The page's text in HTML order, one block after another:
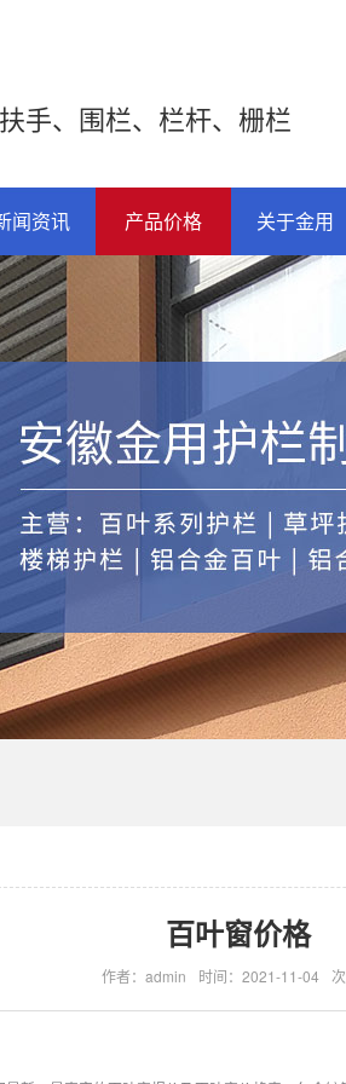
手、围栏、栏杆、栅栏
闻资讯 产品价格 关于金用
百叶窗价格
作者：admin 时间：2021-11-04